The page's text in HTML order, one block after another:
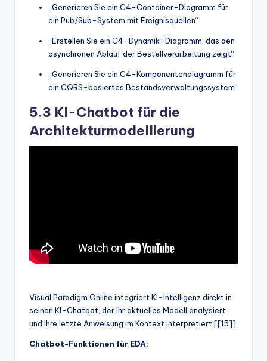
„Generieren Sie ein C4-Container-Diagramm für
ein Pub/Sub-System mit Ereignisquellen“
„Erstellen Sie ein C4-Dynamik-Diagramm, das den
asynchronen Ablauf der Bestellverarbeitung zeigt“
„Generieren Sie ein C4-Komponentendiagramm für
ein CQRS-basiertes Bestandsverwaltungssystem“
5.3 KI-Chatbot für die
Architekturmodellierung
Visual Paradigm Online integriert KI-Intelligenz direkt in
seinen KI-Chatbot, der Ihr aktuelles Modell analysiert
und Ihre letzte Anweisung im Kontext interpretiert [[15]].
Chatbot-Funktionen für EDA: